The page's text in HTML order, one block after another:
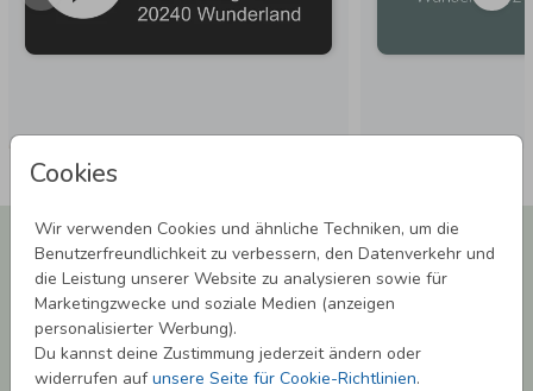
Cookies
Wir verwenden Cookies und ähnliche Techniken, um die
Benutzerfreundlichkeit zu verbessern, den Datenverkehr und
die Leistung unserer Website zu analysieren sowie für
Marketingzwecke und soziale Medien (anzeigen
personalisierter Werbung).
Du kannst deine Zustimmung jederzeit ändern oder
widerrufen aufunsere Seite für Cookie-Richtlinien.
Newsletter abonnieren und 5,00 € Rabatt**
sichern!
Melde Dich zu unserem Newsletter an und bleibe auf dem
Laufenden.